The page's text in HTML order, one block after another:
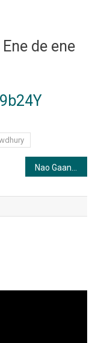
de ene